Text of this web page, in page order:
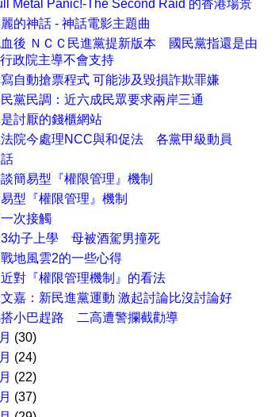
Metal Panic!-The Second Raid 的香港場景
的神話 - 神話電影主題曲
後 ＮＣＣ民進黨提新版本 國民黨指還是由
行政院主導不會支持
自動搶票程式 可能涉及毀損詐欺罪嫌
黨民調：近六成民眾要求兩岸三通
討厭的錢櫃網站
院今處理NCC與和促法 各黨甲級動員
簡易型『權限管理』機制
型『權限管理』機制
次接觸
幼子上學 母被酒駕男撞死
地風雲2的一些心得
對『權限管理機制』的看法
嘉：新民進黨運動 激起討論比沒討論好
小巴趕路 二高遭警攔截勸導
(30)
(24)
(22)
(37)